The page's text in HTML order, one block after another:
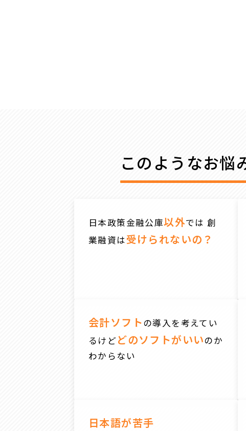
このようなお悩
日本政策金融公庫以外では 創
業融資は受けられないの？
会計ソフトの導入を考えてい
るけど どのソフトがいいのか
わからない
日本語が苦手